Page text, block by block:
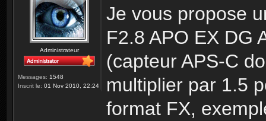
Administrateur
Messages: 1548
Inscrit le: 01 Nov 2010, 22:24
Je vous propose
F2.8 APO EX DG
(capteur APS-C
multiplier par 1.5
format FX,